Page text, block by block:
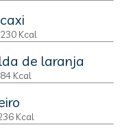
230 Kcal
de laranja
Kcal
Kcal